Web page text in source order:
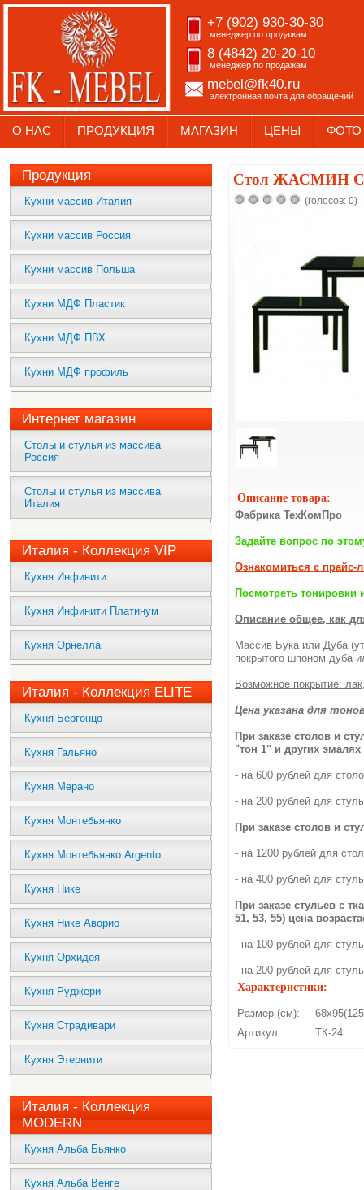
+7 (902) 930-30-30
менеджер по продажам
8 (4842) 20-20-10
менеджер по продажам
mebel@fk40.ru
электронная почта для обращений
О НАС ПРОДУКЦИЯ МАГАЗИН ЦЕНЫ ФОТО
Продукция
Кухни массив Италия
Кухни массив Россия
Кухни массив Польша
Кухни МДФ Пластик
Кухни МДФ ПВХ
Кухни МДФ профиль
Интернет магазин
Столы и стулья из массива
Россия
Столы и стулья из массива
Италия
Италия - Коллекция VIP
Кухня Инфинити
Кухня Инфинити Платинум
Кухня Орнелла
Италия - Коллекция ELITE
Кухня Бергонцо
Кухня Гальяно
Кухня Мерано
Кухня Монтебьянко
Кухня Монтебьянко Argento
Кухня Нике
Кухня Нике Аворио
Кухня Орхидея
Кухня Руджери
Кухня Страдивари
Кухня Этернити
Италия - Коллекция
MODERN
Кухня Альба Бьянко
Кухня Альба Венге
Стол ЖАСМИН С
(голосов: 0)
Описание товара:
Фабрика ТехКомПро
Задайте вопрос по
Ознакомиться с
Посмотреть тонировки
Описание общее, как
Массив Бука или Дуба
покрытого шпоном дуба
Возможное покрытие:
Цена указана для
При заказе столов и
"тон 1" и других эмалях
- на 600 рублей для
- на 200 рублей для
При заказе столов и
- на 1200 рублей для
- на 400 рублей для
При заказе стульев с
51, 53, 55) цена
- на 100 рублей для
- на 200 рублей для
Характеристики:
Размер (см):
Артикул:
ТК-24